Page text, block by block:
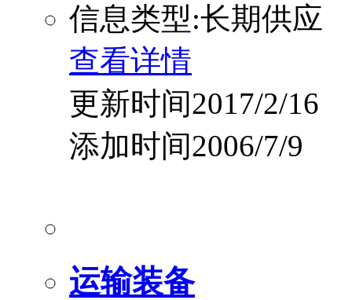
信息类型:长期供应
查看详情
更新时间2017/2/16
添加时间2006/7/9
运输装备